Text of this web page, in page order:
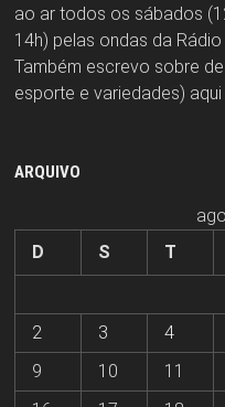
ao ar todos os sábados
14h) pelas ondas da
Também escrevo sobre
esporte e variedades) aqui
ARQUIVO
D
S T
2
3 4
9
10 11